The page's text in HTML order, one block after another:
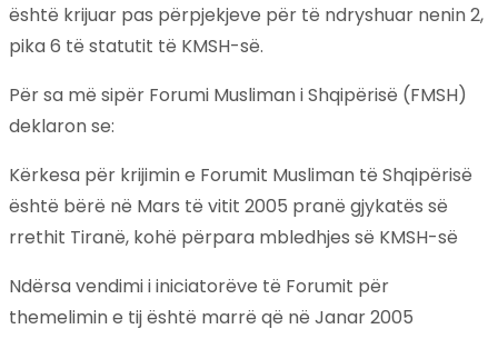
është krijuar pas përpjekjeve për të ndryshuar nenin 2,
pika 6 të statutit të KMSH-së.
Për sa më sipër Forumi Musliman i Shqipërisë (FMSH)
deklaron se:
Kërkesa për krijimin e Forumit Musliman të Shqipërisë
është bërë në Mars të vitit 2005 pranë gjykatës së
rrethit Tiranë, kohë përpara mbledhjes së KMSH-së
Ndërsa vendimi i iniciatorëve të Forumit për
themelimin e tij është marrë që në Janar 2005